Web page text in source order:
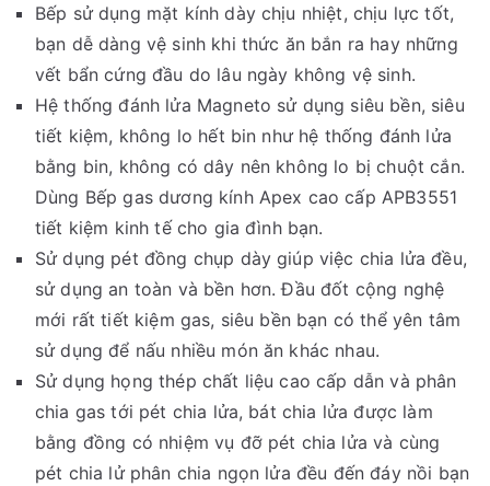
Bếp sử dụng mặt kính dày chịu nhiệt, chịu lực tốt,
bạn dễ dàng vệ sinh khi thức ăn bắn ra hay những
vết bẩn cứng đầu do lâu ngày không vệ sinh.
Hệ thống đánh lửa Magneto sử dụng siêu bền, siêu
tiết kiệm, không lo hết bin như hệ thống đánh lửa
bằng bin, không có dây nên không lo bị chuột cắn.
Dùng Bếp gas dương kính Apex cao cấp APB3551
tiết kiệm kinh tế cho gia đình bạn.
Sử dụng pét đồng chụp dày giúp việc chia lửa đều,
sử dụng an toàn và bền hơn. Đầu đốt cộng nghệ
mới rất tiết kiệm gas, siêu bền bạn có thể yên tâm
sử dụng để nấu nhiều món ăn khác nhau.
Sử dụng họng thép chất liệu cao cấp dẫn và phân
chia gas tới pét chia lửa, bát chia lửa được làm
bằng đồng có nhiệm vụ đỡ pét chia lửa và cùng
pét chia lử phân chia ngọn lửa đều đến đáy nồi bạn